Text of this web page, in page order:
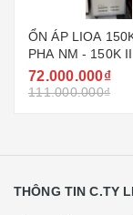
ỔN ÁP LIOA
PHA NM - 150K II
VÀO 304 ~ 420V
72.000.000₫
111.000.000₫
THÔNG TIN C.TY